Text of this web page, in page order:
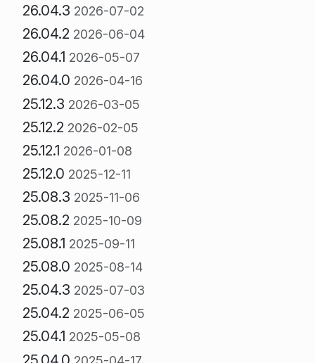
26.04.3 2026-07-02
26.04.2 2026-06-04
26.04.1 2026-05-07
26.04.0 2026-04-16
25.12.3 2026-03-05
25.12.2 2026-02-05
25.12.1 2026-01-08
25.12.0 2025-12-11
25.08.3 2025-11-06
25.08.2 2025-10-09
25.08.1 2025-09-11
25.08.0 2025-08-14
25.04.3 2025-07-03
25.04.2 2025-06-05
25.04.1 2025-05-08